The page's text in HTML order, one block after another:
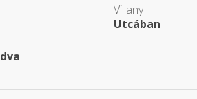
Villany
Utcában